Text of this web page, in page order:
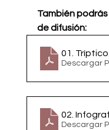
También
de difusión:
01.
Descargar
02.
Descargar